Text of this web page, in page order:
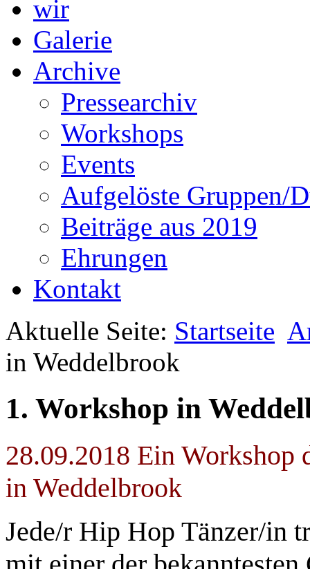
wir
Galerie
Archive
Pressearchiv
Workshops
Events
Aufgelöste Gruppen/
Beiträge aus 2019
Ehrungen
Kontakt
Aktuelle Seite: Startseite
in Weddelbrook
1. Workshop in
28.09.2018 Ein Workshop
in Weddelbrook
Jede/r Hip Hop Tänzer/in